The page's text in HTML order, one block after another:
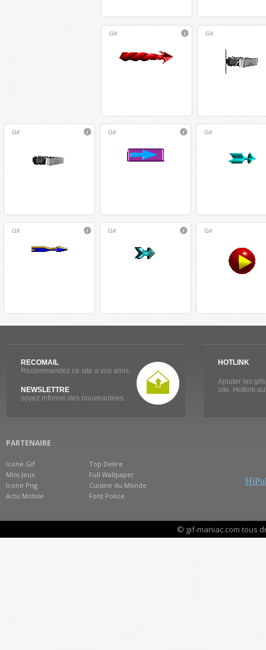
Gif Gif
Gif Gif Gif
Gif Gif Gif
RECOMAIL
Recommandez ce site a vos amis.
NEWSLETTRE
soyez informé des nouveautées.
HOTLINK
Ajouter les
site. Hotlink
PARTENAIRE
Icone Gif
Mini Jeux
Icone Png
Actu Mobile
Top Delire
Full Wallpaper
Cuisine du Monde
Font Police
© gif-maniac.com tous